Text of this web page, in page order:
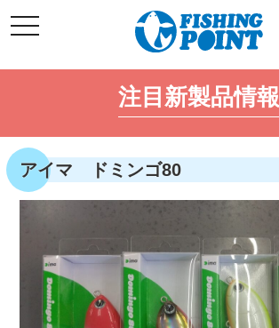
ン
ン
ス
キ
ッ
t
o
l
g
t
o
注目新製品情報
アイマ ドミンゴ80